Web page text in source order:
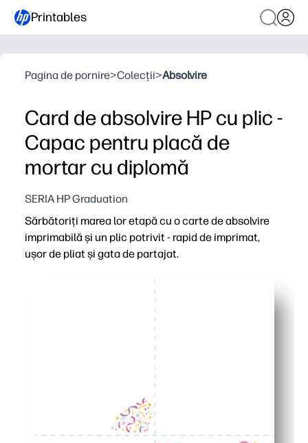
Printables
Pagina de pornire>Colecții>Absolvire
Card de absolvire HP cu plic -
Capac pentru placă de
mortar cu diplomă
SERIA HP Graduation
Sărbătoriți marea lor etapă cu o carte de absolvire
imprimabilă și un plic potrivit - rapid de imprimat,
ușor de pliat și gata de partajat.
Comoditate de imprimare și utilizare - descărcați,
Aspect coordonat - cardul și plicul potrivite fac
Personal și versatil - mult spațiu pentru o notă sinceră
Flexibil pentru orice setare - perfect pentru profesori,